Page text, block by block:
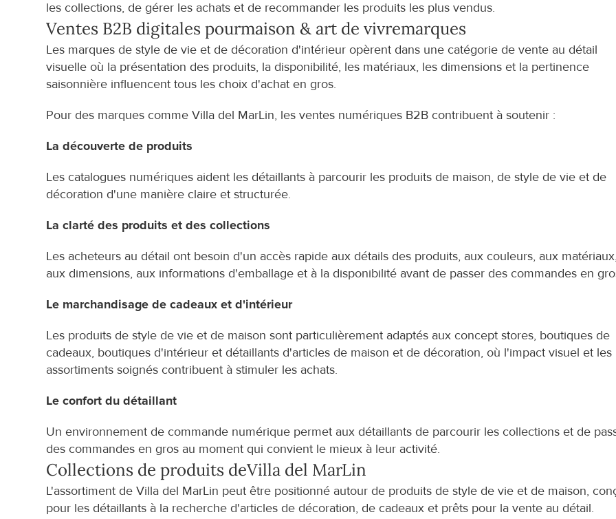
les collections, de gérer les achats et de recommander les produits les plus vendus.
Ventes B2B digitales pourmaison & art de vivremarques
Les marques de style de vie et de décoration d'intérieur opèrent dans une catégorie de vente au détail
visuelle où la présentation des produits, la disponibilité, les matériaux, les dimensions et la pertinence
saisonnière influencent tous les choix d'achat en gros.
Pour des marques comme Villa del MarLin, les ventes numériques B2B contribuent à soutenir :
La découverte de produits
Les catalogues numériques aident les détaillants à parcourir les produits de maison, de style de vie et de
décoration d'une manière claire et structurée.
La clarté des produits et des collections
Les acheteurs au détail ont besoin d'un accès rapide aux détails des produits, aux couleurs, aux
aux dimensions, aux informations d'emballage et à la disponibilité avant de passer des commandes en
Le marchandisage de cadeaux et d'intérieur
Les produits de style de vie et de maison sont particulièrement adaptés aux concept stores, boutiques de
cadeaux, boutiques d'intérieur et détaillants d'articles de maison et de décoration, où l'impact visuel et les
assortiments soignés contribuent à stimuler les achats.
Le confort du détaillant
Un environnement de commande numérique permet aux détaillants de parcourir les collections et de
des commandes en gros au moment qui convient le mieux à leur activité.
Collections de produits deVilla del MarLin
L'assortiment de Villa del MarLin peut être positionné autour de produits de style de vie et de maison,
pour les détaillants à la recherche d'articles de décoration, de cadeaux et prêts pour la vente au détail.